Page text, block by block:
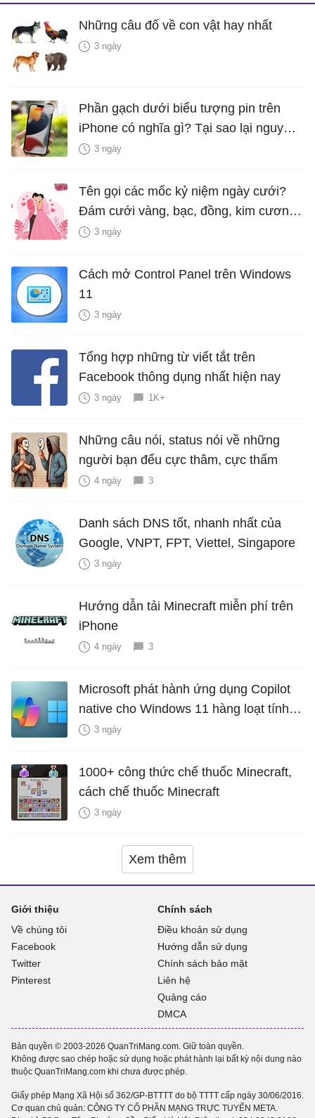
Những câu đố về con vật hay nhất
3 ngày
Phần gạch dưới biểu tượng pin trên
iPhone có nghĩa gì? Tại sao lại nguy
hiểm?
3 ngày
Tên gọi các mốc kỷ niệm ngày cưới?
Đám cưới vàng, bạc, đồng, kim cương
là bao nhiêu năm?
3 ngày
Cách mở Control Panel trên Windows
11
3 ngày
Tổng hợp những từ viết tắt trên
Facebook thông dụng nhất hiện nay
3 ngày 1K+
Những câu nói, status nói về những
người bạn đểu cực thâm, cực thấm
4 ngày 3
Danh sách DNS tốt, nhanh nhất của
Google, VNPT, FPT, Viettel, Singapore
3 ngày
Hướng dẫn tải Minecraft miễn phí trên
iPhone
4 ngày 3
Microsoft phát hành ứng dụng Copilot
native cho Windows 11 hàng loạt tính
năng mới Hữu Ích
3 ngày
1000+ công thức chế thuốc Minecraft,
cách chế thuốc Minecraft
3 ngày
Xem thêm
Giới thiệu
Về chúng tôi
Facebook
Twitter
Pinterest
Chính sách
Điều khoản sử dụng
Hướng dẫn sử dụng
Chính sách bảo mật
Liên hệ
Quảng cáo
DMCA
Bản quyền © 2003-2026 QuanTriMang.com. Giữ toàn quyền.
Không được sao chép hoặc sử dụng hoặc phát hành lại bất kỳ nội dung nào
thuộc QuanTriMang.com khi chưa được phép.
Giấy phép Mạng Xã Hội số 362/GP-BTTTT do bộ TTTT cấp ngày 30/06/2016.
Cơ quan chủ quản: CÔNG TY CỔ PHẦN MẠNG TRỰC TUYẾN META.